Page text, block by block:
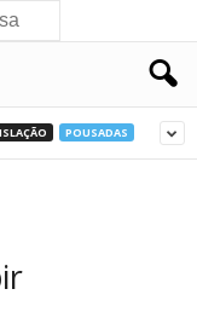
POUSADAS